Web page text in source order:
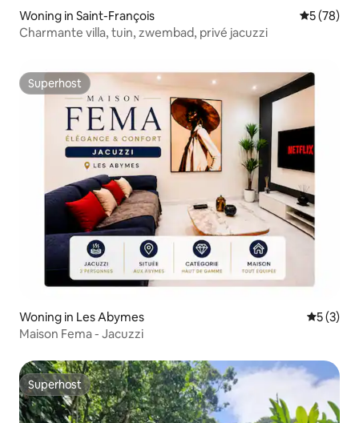
Woning in Saint-François
5 (78)
Charmante villa, tuin, zwembad, privé jacuzzi
Superhost
Superhost
Woning in Les Abymes
5 (3)
Maison Fema - Jacuzzi
Superhost
Superhost